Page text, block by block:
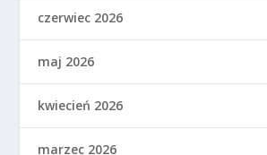
czerwiec 2026
maj 2026
kwiecień 2026
marzec 2026